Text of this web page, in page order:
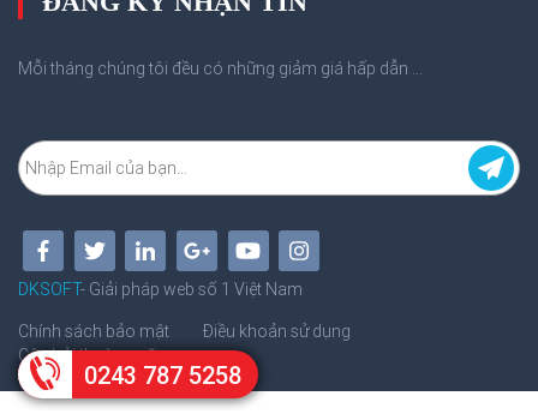
0243 787 5258
Mỗi tháng chúng tôi đều có những giảm giá hấp dẫn ...
DKSOFT- Giải pháp web số 1 Việt Nam
Chính sách bảo mật
Điều khoản sử dụng
Câu hỏi thường gặp